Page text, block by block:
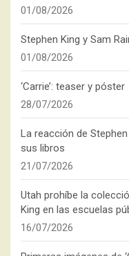
01/08/2026
Stephen King y Sam
01/08/2026
‘Carrie’: teaser y póster
28/07/2026
La reacción de
sus libros
21/07/2026
Utah prohíbe la
King en las escuelas
16/07/2026